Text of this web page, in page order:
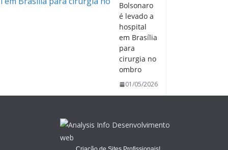
Bolsonaro
é levado a
hospital
em Brasília
para
cirurgia no
ombro
01/05/2026